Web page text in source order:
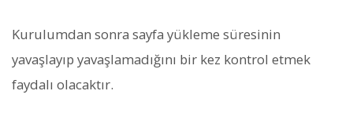
Kurulumdan sonra sayfa yükleme süresinin
yavaşlayıp yavaşlamadığını bir kez kontrol etmek
faydalı olacaktır.